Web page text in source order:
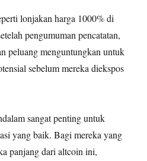
lonjakan harga 1000% di
pengumuman pencatatan,
peluang menguntungkan untuk
sebelum mereka diekspos
sangat penting untuk
yang baik. Bagi mereka yang
panjang dari altcoin ini,